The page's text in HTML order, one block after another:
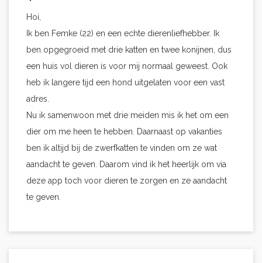
Hoi,
Ik ben Femke (22) en een echte dierenliefhebber. Ik
ben opgegroeid met drie katten en twee konijnen, dus
een huis vol dieren is voor mij normaal geweest. Ook
heb ik langere tijd een hond uitgelaten voor een vast
adres.
Nu ik samenwoon met drie meiden mis ik het om een
dier om me heen te hebben. Daarnaast op vakanties
ben ik altijd bij de zwerfkatten te vinden om ze wat
aandacht te geven. Daarom vind ik het heerlijk om via
deze app toch voor dieren te zorgen en ze aandacht
te geven.